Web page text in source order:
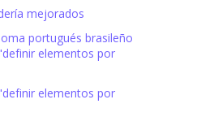
mejorados
portugués brasileño
elementos por
elementos por